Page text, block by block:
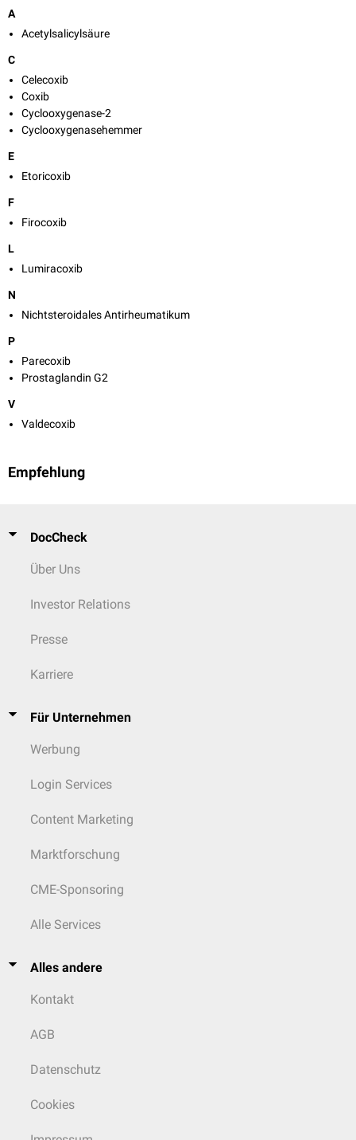
A
Acetylsalicylsäure
C
Celecoxib
Coxib
Cyclooxygenase-2
Cyclooxygenasehemmer
E
Etoricoxib
F
Firocoxib
L
Lumiracoxib
N
Nichtsteroidales Antirheumatikum
P
Parecoxib
Prostaglandin G2
V
Valdecoxib
Empfehlung
DocCheck
Über Uns
Investor Relations
Presse
Karriere
Für Unternehmen
Werbung
Login Services
Content Marketing
Marktforschung
CME-Sponsoring
Alle Services
Alles andere
Kontakt
AGB
Datenschutz
Cookies